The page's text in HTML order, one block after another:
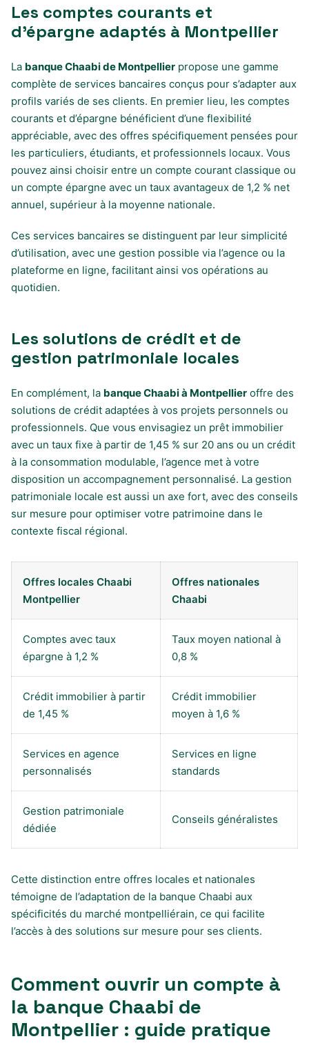
Les comptes courants et
d’épargne adaptés à Montpellier
La banque Chaabi de Montpellier propose une gamme
complète de services bancaires conçus pour s’adapter aux
profils variés de ses clients. En premier lieu, les comptes
courants et d’épargne bénéficient d’une flexibilité
appréciable, avec des offres spécifiquement pensées pour
les particuliers, étudiants, et professionnels locaux. Vous
pouvez ainsi choisir entre un compte courant classique ou
un compte épargne avec un taux avantageux de 1,2 % net
annuel, supérieur à la moyenne nationale.
Ces services bancaires se distinguent par leur simplicité
d’utilisation, avec une gestion possible via l’agence ou la
plateforme en ligne, facilitant ainsi vos opérations au
quotidien.
Les solutions de crédit et de
gestion patrimoniale locales
En complément, la banque Chaabi à Montpellier offre des
solutions de crédit adaptées à vos projets personnels ou
professionnels. Que vous envisagiez un prêt immobilier
avec un taux fixe à partir de 1,45 % sur 20 ans ou un crédit
à la consommation modulable, l’agence met à votre
disposition un accompagnement personnalisé. La gestion
patrimoniale locale est aussi un axe fort, avec des conseils
sur mesure pour optimiser votre patrimoine dans le
contexte fiscal régional.
Offres locales Chaabi
Montpellier
Offres nationales
Chaabi
Comptes avec taux
épargne à 1,2 %
Taux moyen national à
0,8 %
Crédit immobilier à partir
de 1,45 %
Crédit immobilier
moyen à 1,6 %
Services en agence
personnalisés
Services en ligne
standards
Gestion patrimoniale
dédiée
Conseils généralistes
Cette distinction entre offres locales et nationales
témoigne de l’adaptation de la banque Chaabi aux
spécificités du marché montpelliérain, ce qui facilite
l’accès à des solutions sur mesure pour ses clients.
Comment ouvrir un compte à
la banque Chaabi de
Montpellier : guide pratique